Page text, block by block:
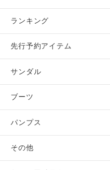
ランキング
先行予約アイテム
サンダル
ブーツ
パンプス
その他